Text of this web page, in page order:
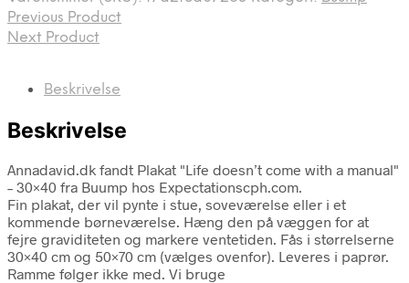
Previous Product
Next Product
Beskrivelse
Beskrivelse
Annadavid.dk fandt Plakat "Life doesn’t come with a manual"
– 30×40 fra Buump hos Expectationscph.com.
Fin plakat, der vil pynte i stue, soveværelse eller i et
kommende børneværelse. Hæng den på væggen for at
fejre graviditeten og markere ventetiden. Fås i størrelserne
30×40 cm og 50×70 cm (vælges ovenfor). Leveres i paprør.
Ramme følger ikke med. Vi bruge